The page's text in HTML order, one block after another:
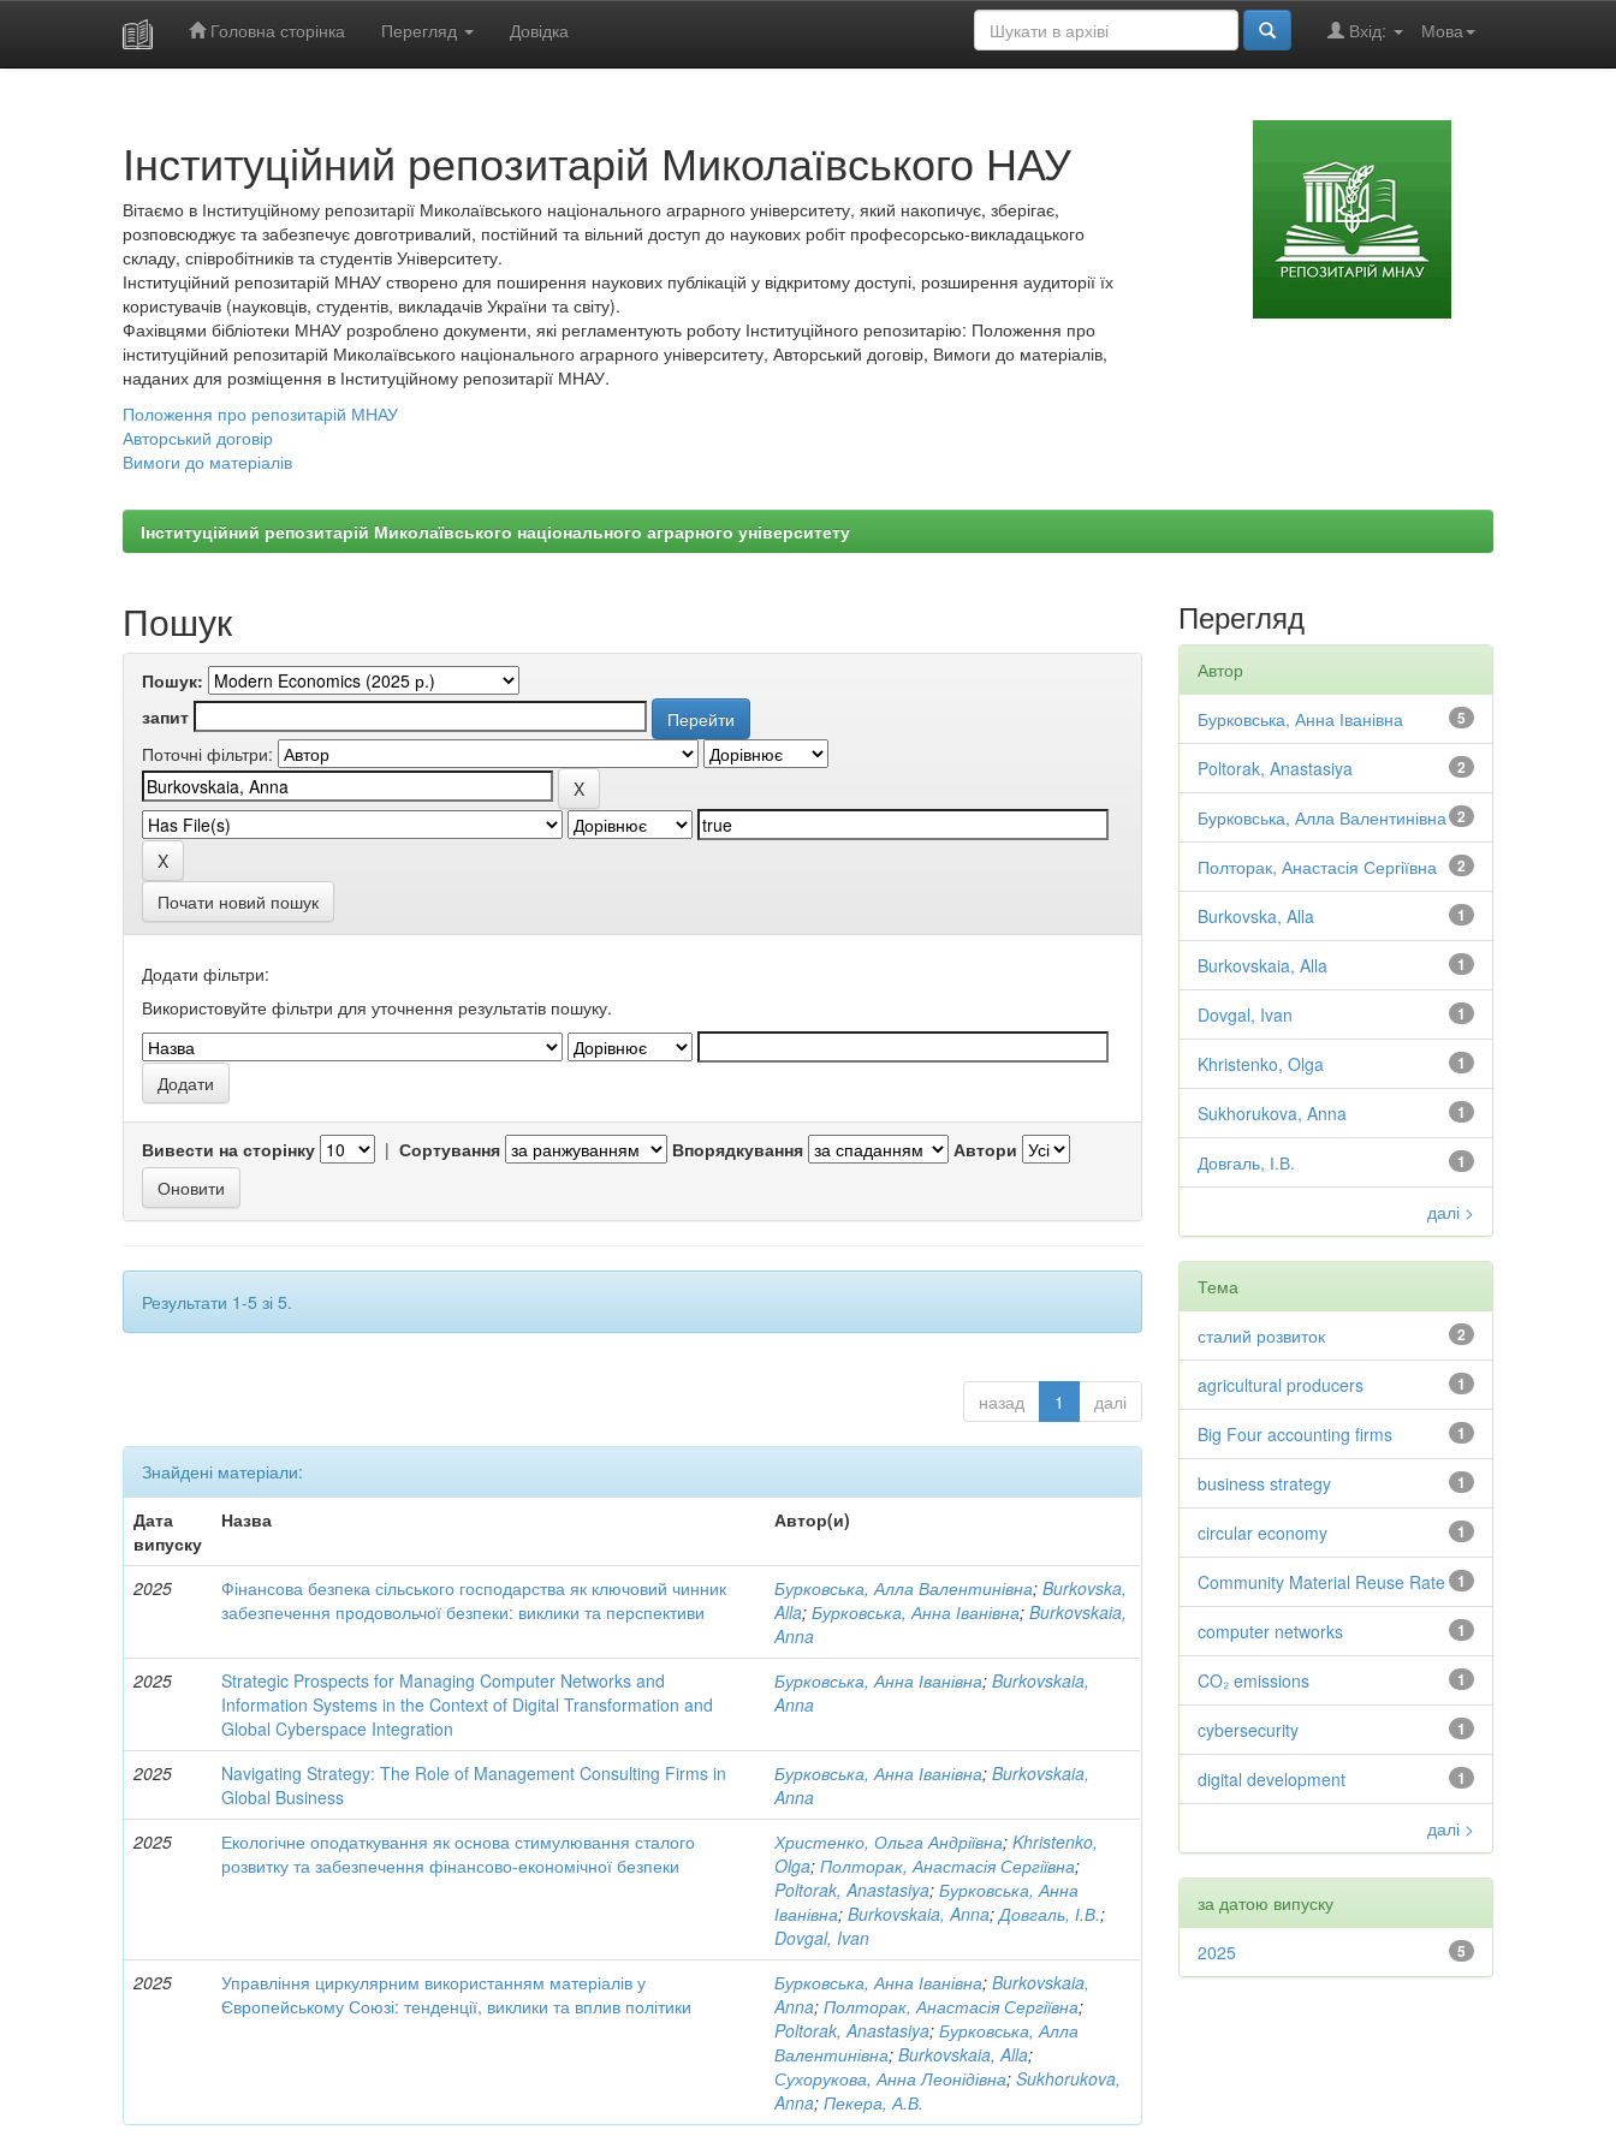
Головна сторінка Перегляд Довідка Мова
Вхід:
Інституційний репозитарій Миколаївського НАУ
Вітаємо в Інституційному репозитарії Миколаївського національного аграрного університету, який накопичує, зберігає,
розповсюджує та забезпечує довготривалий, постійний та вільний доступ до наукових робіт професорсько-викладацького
складу, співробітників та студентів Університету.
Інституційний репозитарій МНАУ створено для поширення наукових публікацій у відкритому доступі, розширення аудиторії їх
користувачів (науковців, студентів, викладачів України та світу).
Фахівцями бібліотеки МНАУ розроблено документи, які регламентують роботу Інституційного репозитарію: Положення про
інституційний репозитарій Миколаївського національного аграрного університету, Авторський договір, Вимоги до матеріалів,
наданих для розміщення в Інституційному репозитарії МНАУ.
Положення про репозитарій МНАУ
Авторський договір
Вимоги до матеріалів
Інституційний репозитарій Миколаївського національного аграрного університету
Пошук
Пошук:
запит
Поточні фільтри:
Почати новий пошук
Додати фільтри:
Використовуйте фільтри для уточнення результатів пошуку.
Вивести на сторінку | Сортування Впорядкування Автори
Результати 1-5 зі 5.
назад 1 далі
Знайдені матеріали:
Дата
випуску
Назва Автор(и)
2025
Фінансова безпека сільського господарства як ключовий чинник
забезпечення продовольчої безпеки: виклики та перспективи
Бурковська, Алла Валентинівна;Burkovska,
Alla;Бурковська, Анна Іванівна;Burkovskaia,
Anna
2025
Strategic Prospects for Managing Computer Networks and
Information Systems in the Context of Digital Transformation and
Global Cyberspace Integration
Бурковська, Анна Іванівна;Burkovskaia,
Anna
2025
Navigating Strategy: The Role of Management Consulting Firms in
Global Business
Бурковська, Анна Іванівна;Burkovskaia,
Anna
2025
Екологічне оподаткування як основа стимулювання сталого
розвитку та забезпечення фінансово-економічної безпеки
Христенко, Ольга Андріївна;Khristenko,
Olga;Полторак, Анастасія Сергіївна;
Poltorak, Anastasiya;Бурковська, Анна
Іванівна;Burkovskaia, Anna;Довгаль, І.В.;
Dovgal, Ivan
2025
Управління циркулярним використанням матеріалів у
Європейському Союзі: тенденції, виклики та вплив політики
Бурковська, Анна Іванівна;Burkovskaia,
Anna;Полторак, Анастасія Сергіївна;
Poltorak, Anastasiya;Бурковська, Алла
Валентинівна;Burkovskaia, Alla;
Сухорукова, Анна Леонідівна;Sukhorukova,
Anna;Пекера, А.В.
Перегляд
Автор
5
Бурковська, Анна Іванівна
2
Poltorak, Anastasiya
2
Бурковська, Алла Валентинівна
2
Полторак, Анастасія Сергіївна
1
Burkovska, Alla
1
Burkovskaia, Alla
1
Dovgal, Ivan
1
Khristenko, Olga
1
Sukhorukova, Anna
1
Довгаль, І.В.
далі >
Тема
2
сталий розвиток
1
agricultural producers
1
Big Four accounting firms
1
business strategy
1
circular economy
1
Community Material Reuse Rate
1
computer networks
1
CO₂ emissions
1
cybersecurity
1
digital development
далі >
за датою випуску
5
2025